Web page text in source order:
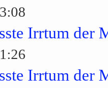
Irrtum der
Irrtum der